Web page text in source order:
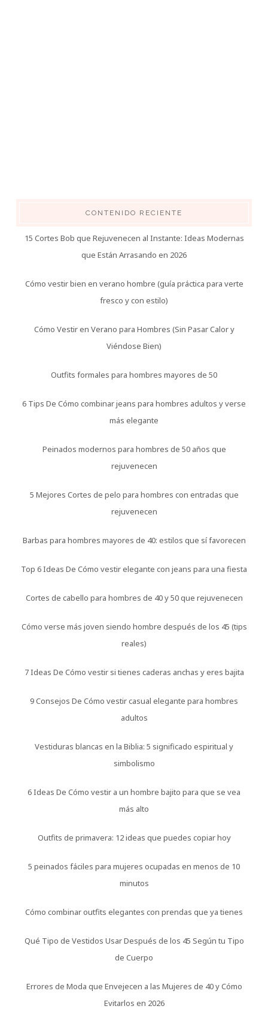
CONTENIDO RECIENTE
15 Cortes Bob que Rejuvenecen al Instante: Ideas Modernas
que Están Arrasando en 2026
Cómo vestir bien en verano hombre (guía práctica para verte
fresco y con estilo)
Cómo Vestir en Verano para Hombres (Sin Pasar Calor y
Viéndose Bien)
Outfits formales para hombres mayores de 50
6 Tips De Cómo combinar jeans para hombres adultos y verse
más elegante
Peinados modernos para hombres de 50 años que
rejuvenecen
5 Mejores Cortes de pelo para hombres con entradas que
rejuvenecen
Barbas para hombres mayores de 40: estilos que sí favorecen
Top 6 Ideas De Cómo vestir elegante con jeans para una fiesta
Cortes de cabello para hombres de 40 y 50 que rejuvenecen
Cómo verse más joven siendo hombre después de los 45 (tips
reales)
7 Ideas De Cómo vestir si tienes caderas anchas y eres bajita
9 Consejos De Cómo vestir casual elegante para hombres
adultos
Vestiduras blancas en la Biblia: 5 significado espiritual y
simbolismo
6 Ideas De Cómo vestir a un hombre bajito para que se vea
más alto
Outfits de primavera: 12 ideas que puedes copiar hoy
5 peinados fáciles para mujeres ocupadas en menos de 10
minutos
Cómo combinar outfits elegantes con prendas que ya tienes
Qué Tipo de Vestidos Usar Después de los 45 Según tu Tipo
de Cuerpo
Errores de Moda que Envejecen a las Mujeres de 40 y Cómo
Evitarlos en 2026